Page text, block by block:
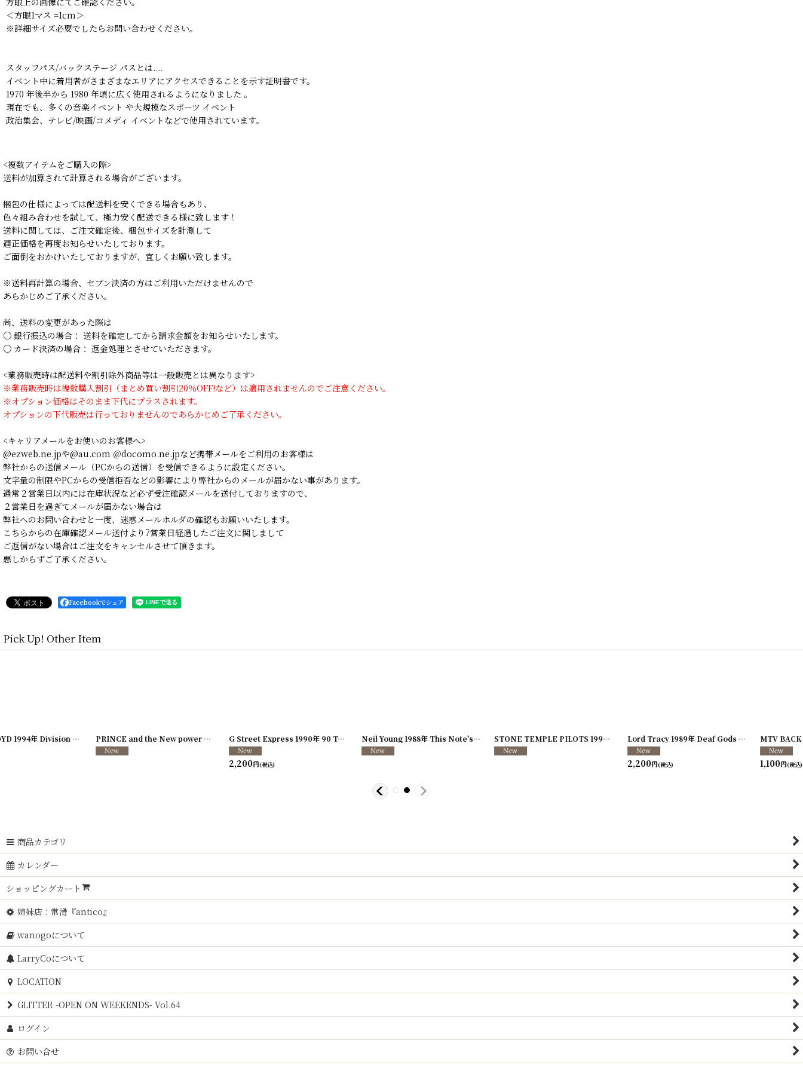
＜方眼1マス =1cm＞
※詳細サイズ必要でしたらお問い合わせください。
スタッフパス/バックステージ パスとは....
イベント中に着用者がさまざまなエリアにアクセスできることを示す証明書です。
1970 年後半から 1980 年頃に広く使用されるようになりました 。
現在でも、多くの音楽イベント や大規模なスポーツ イベント
政治集会、テレビ/映画/コメディ イベントなどで使用されています。
<複数アイテムをご購入の際>
送料が加算されて計算される場合がございます。
梱包の仕様によっては配送料を安くできる場合もあり、
色々組み合わせを試して、極力安く配送できる様に致します！
送料に関しては、ご注文確定後、梱包サイズを計測して
適正価格を再度お知らせいたしております。
ご面倒をおかけいたしておりますが、宜しくお願い致します。
※送料再計算の場合、セブン決済の方はご利用いただけませんので
あらかじめご了承ください。
尚、送料の変更があった際は
○ 銀行振込の場合： 送料を確定してから請求金額をお知らせいたします。
○ カード決済の場合： 返金処理とさせていただきます。
<業務販売時は配送料や割引除外商品等は一般販売とは異なります>
※業務販売時は複数購入割引（まとめ買い割引20％OFF!など）は適用されませんのでご注意ください。
※オプション価格はそのまま下代にプラスされます。
オプションの下代販売は行っておりませんのであらかじめご了承ください。
<キャリアメールをお使いのお客様へ>
@ezweb.ne.jpや@au.com ＠docomo.ne.jpなど携帯メールをご利用のお客様は
弊社からの送信メール（PCからの送信）を受信できるように設定ください。
文字量の制限やPCからの受信拒否などの影響により弊社からのメールが届かない事があります。
通常２営業日以内には在庫状況など必ず受注確認メールを送付しておりますので、
２営業日を過ぎてメールが届かない場合は
弊社へのお問い合わせと一度、迷惑メールホルダの確認もお願いいたします。
こちらからの在庫確認メール送付より7営業日経過したご注文に関しまして
ご返信がない場合はご注文をキャンセルさせて頂きます。
悪しからずご了承ください。
Facebookでシェア
Pick Up! Other Item
[250117-70 STONE TEMPLE PILOTS 1996-1997年 TOUR96/97 [241216-11] Lord Tracy 1989年 Deaf Gods of Babylon Tour [250117-80 MTV BACK STAGE PASS バックステージパス/スタッフパス [ 250213-26]
U2 1987年 Joshua Tree Tour[250726-08] Kenny G 1992-1993年 Breathless Tour [250117-127] ELTON JOHN with RAY COOPER 1995年 Evening Tour
商品カテゴリ
カレンダー
ショッピングカート
姉妹店：常滑『antico』
wanogoについて
LarryCoについて
LOCATION
GLITTER -OPEN ON WEEKENDS- Vol.64
ログイン
お問い合せ